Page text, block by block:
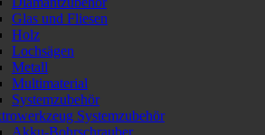
Glas und Fliesen
Holz
Lochsägen
Metall
Multimaterial
Systemzubehör
Systemzubehör
Akku-Bohrschrauber